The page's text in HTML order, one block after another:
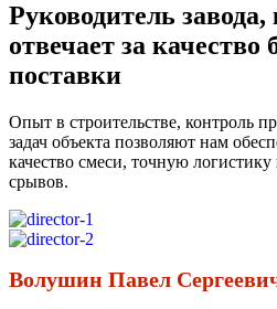
Руководитель
отвечает за качество
поставки
Опыт в строительстве, контроль
задач объекта позволяют нам
качество смеси, точную
срывов.
Волушин Павел